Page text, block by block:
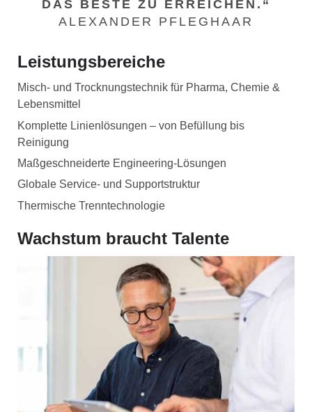
DAS BESTE ZU ERREICHEN.“
ALEXANDER PFLEGHAAR
Leistungsbereiche
Misch- und Trocknungstechnik für Pharma, Chemie &
Lebensmittel
Komplette Linienlösungen – von Befüllung bis
Reinigung
Maßgeschneiderte Engineering-Lösungen
Globale Service- und Supportstruktur
Thermische Trenntechnologie
Wachstum braucht Talente